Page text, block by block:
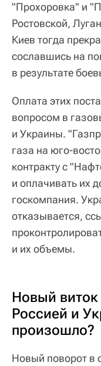
"Прохоровка" и
Ростовской,
Киев тогда
сославшись на
в результате
Оплата этих
вопросом в
и Украины.
газа на юго-
контракту с
и оплачивать их
госкомпания.
отказывается,
и их объемы.
Новый виток
Россией и
произошло?
Новый поворот в